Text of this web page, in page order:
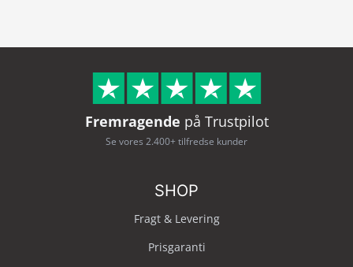
Fremragende på Trustpilot
Se vores 2.400+ tilfredse kunder
SHOP
Fragt & Levering
Prisgaranti